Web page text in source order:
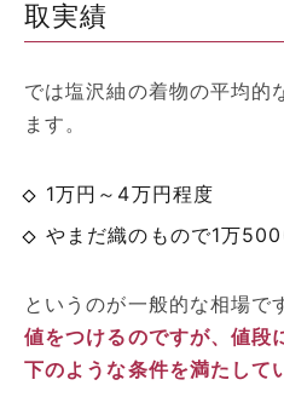
取実績
では塩沢紬の着物の平均的
ます。
1万円～4万円程度
やまだ織のもので1万
というのが一般的な相場で
値をつけるのですが、値段
下のような条件を満たして